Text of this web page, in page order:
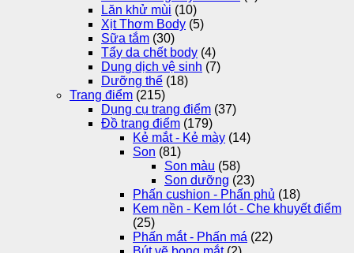
Lăn khử mùi (10)
Xịt Thơm Body (5)
Sữa tắm (30)
Tẩy da chết body (4)
Dung dịch vệ sinh (7)
Dưỡng thể (18)
Trang điểm (215)
Dụng cụ trang điểm (37)
Đồ trang điểm (179)
Kẻ mắt - Kẻ mày (14)
Son (81)
Son màu (58)
Son dưỡng (23)
Phấn cushion - Phấn phủ (18)
Kem nền - Kem lót - Che khuyết điểm
(25)
Phấn mắt - Phấn má (22)